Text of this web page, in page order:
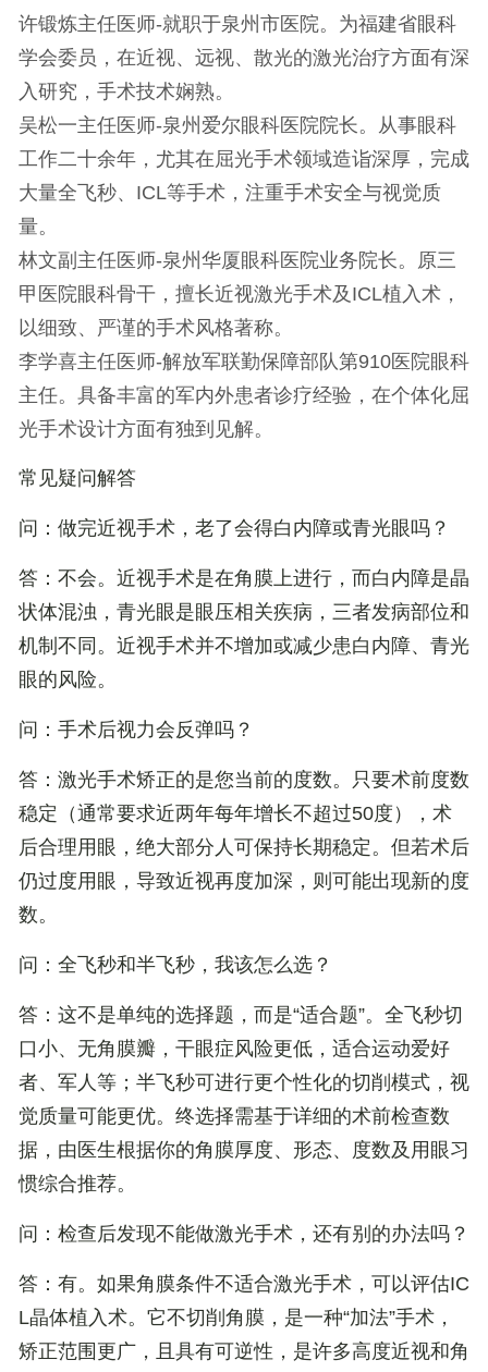
许锻炼主任医师-就职于泉州市医院。为福建省眼科
学会委员，在近视、远视、散光的激光治疗方面有深
入研究，手术技术娴熟。
吴松一主任医师-泉州爱尔眼科医院院长。从事眼科
工作二十余年，尤其在屈光手术领域造诣深厚，完成
大量全飞秒、ICL等手术，注重手术安全与视觉质
量。
林文副主任医师-泉州华厦眼科医院业务院长。原三
甲医院眼科骨干，擅长近视激光手术及ICL植入术，
以细致、严谨的手术风格著称。
李学喜主任医师-解放军联勤保障部队第910医院眼科
主任。具备丰富的军内外患者诊疗经验，在个体化屈
光手术设计方面有独到见解。
常见疑问解答
问：做完近视手术，老了会得白内障或青光眼吗？
答：不会。近视手术是在角膜上进行，而白内障是晶
状体混浊，青光眼是眼压相关疾病，三者发病部位和
机制不同。近视手术并不增加或减少患白内障、青光
眼的风险。
问：手术后视力会反弹吗？
答：激光手术矫正的是您当前的度数。只要术前度数
稳定（通常要求近两年每年增长不超过50度），术
后合理用眼，绝大部分人可保持长期稳定。但若术后
仍过度用眼，导致近视再度加深，则可能出现新的度
数。
问：全飞秒和半飞秒，我该怎么选？
答：这不是单纯的选择题，而是“适合题”。全飞秒切
口小、无角膜瓣，干眼症风险更低，适合运动爱好
者、军人等；半飞秒可进行更个性化的切削模式，视
觉质量可能更优。终选择需基于详细的术前检查数
据，由医生根据你的角膜厚度、形态、度数及用眼习
惯综合推荐。
问：检查后发现不能做激光手术，还有别的办法吗？
答：有。如果角膜条件不适合激光手术，可以评估IC
L晶体植入术。它不切削角膜，是一种“加法”手术，
矫正范围更广，且具有可逆性，是许多高度近视和角